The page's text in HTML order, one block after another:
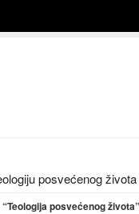
posvećenog života
posvećenog